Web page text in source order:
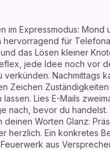
im Expressmodus: Mond
für
das Lösen kleiner
jede Idee noch vor
Nachmittags
Zeichen
Lies E-Mails
nach, bevor du handelst.
Worten Glanz:
herzlich. Ein konkretes
aus